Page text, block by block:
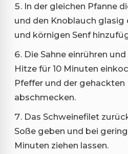
In der gleichen Pfanne
und den Knoblauch glasig
und körnigen Senf
Die Sahne einrühren
Hitze für 10 Minuten
Pfeffer und der gehackten
abschmecken.
Das Schweinefilet
Soße geben und bei
Minuten ziehen lassen.